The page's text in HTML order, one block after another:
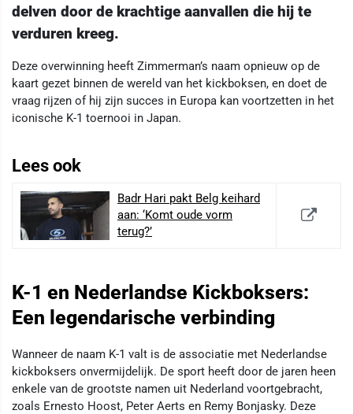
delven door de krachtige aanvallen die hij te
verduren kreeg.
Deze overwinning heeft Zimmerman’s naam opnieuw op de
kaart gezet binnen de wereld van het kickboksen, en doet de
vraag rijzen of hij zijn succes in Europa kan voortzetten in het
iconische K-1 toernooi in Japan.
Lees ook
Badr Hari pakt Belg keihard
aan: ‘Komt oude vorm
terug?’
K-1 en Nederlandse Kickboksers:
Een legendarische verbinding
Wanneer de naam K-1 valt is de associatie met Nederlandse
kickboksers onvermijdelijk. De sport heeft door de jaren heen
enkele van de grootste namen uit Nederland voortgebracht,
zoals Ernesto Hoost, Peter Aerts en Remy Bonjasky. Deze